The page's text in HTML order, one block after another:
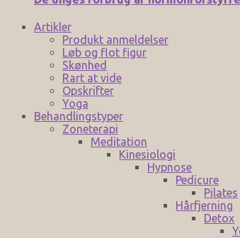
Artikler
Produkt anmeldelser
Løb og flot figur
Skønhed
Rart at vide
Opskrifter
Yoga
Behandlingstyper
Zoneterapi
Meditation
Kinesiologi
Hypnose
Pedicure
Pilates
Hårfjerning
Detox